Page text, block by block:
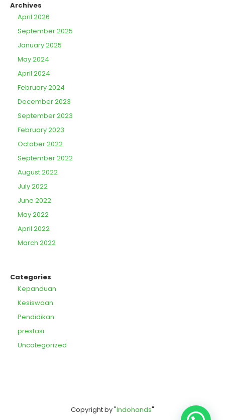
Archives
April 2026
September 2025
January 2025
May 2024
April 2024
February 2024
December 2023
September 2023
February 2023
October 2022
September 2022
August 2022
July 2022
June 2022
May 2022
April 2022
March 2022
Categories
Kepanduan
Kesiswaan
Pendidikan
prestasi
Uncategorized
Copyright by "Indohands"